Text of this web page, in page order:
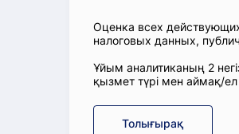
Оценка всех
налоговых данных,
Ұйым аналитиканың 2
қызмет түрі мен аймақ/
Толығырақ